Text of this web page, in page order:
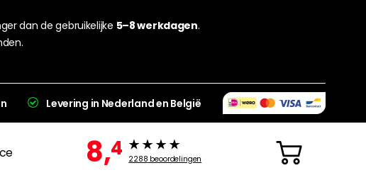
dan de gebruikelijke 5–8 werkdagen.
Levering in Nederland en België
8,4 2288 beoordelingen